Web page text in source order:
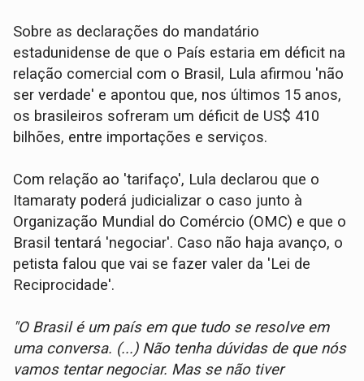
Sobre as declarações do mandatário
estadunidense de que o País estaria em déficit na
relação comercial com o Brasil, Lula afirmou 'não
ser verdade' e apontou que, nos últimos 15 anos,
os brasileiros sofreram um déficit de US$ 410
bilhões, entre importações e serviços.
Com relação ao 'tarifaço', Lula declarou que o
Itamaraty poderá judicializar o caso junto à
Organização Mundial do Comércio (OMC) e que o
Brasil tentará 'negociar'. Caso não haja avanço, o
petista falou que vai se fazer valer da 'Lei de
Reciprocidade'.
"O Brasil é um país em que tudo se resolve em
uma conversa. (...) Não tenha dúvidas de que nós
vamos tentar negociar. Mas se não tiver